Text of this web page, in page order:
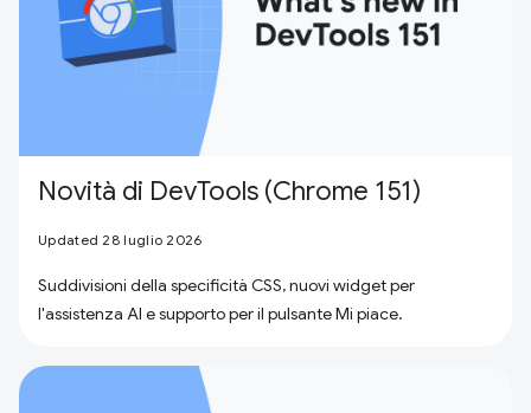
Novità di DevTools (Chrome 151)
Updated 28 luglio 2026
Suddivisioni della specificità CSS, nuovi widget per
l'assistenza AI e supporto per il pulsante Mi piace.